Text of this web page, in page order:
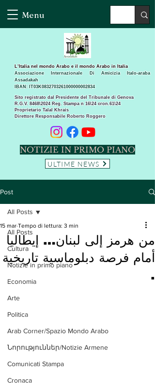
Menu
Sito registrato dal Presidente del Tribunale di Genova
R.G.V. 8468\2024 Reg. Stampa n 16\24 cron.61\24 ​
Proprietario Talal Khrais
Direttore Responsabile Roberto Roggero
L’Italia nel mondo Arabo e il mondo Arabo in Italia
Associazione Internazionale Di Amicizia Italo-araba
Assadakah
IBAN: IT03K0832703261000000002834
NOTIZIE IN PRIMO PIANO
ULTIME NEWS
Post
All Posts
Cultura
Notizie in primo piano
Economia
Arte
Politica
Arab Corner/Spazio Mondo Arabo
Նորություններ/Notizie Armene
Comunicati Stampa
Cronaca
All Posts
‏من هرمز إلى لبنان… إيطاليا
أمام فرصة دبلوماسية تاريخية
.
15 mar Tempo di lettura: 3 min